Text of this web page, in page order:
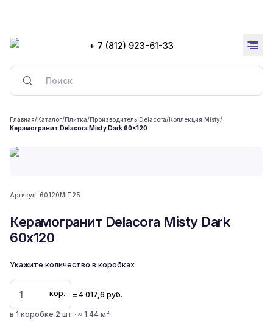
+ 7 (812) 923-61-33
Главная/Каталог/Плитка/Производитель Delacora/Коллекция Misty/
Керамогранит Delacora Misty Dark 60x120
Артикул: 60120MIT25
Керамогранит Delacora Misty Dark
60x120
Укажите количество в коробках
кор. =4 017,6 руб.
в 1 коробке 2 шт · ≈ 1.44 м²